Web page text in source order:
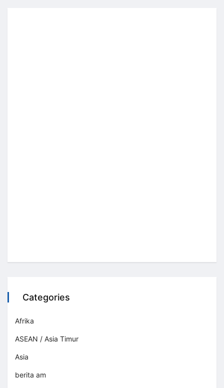
Categories
Afrika
ASEAN / Asia Timur
Asia
berita am